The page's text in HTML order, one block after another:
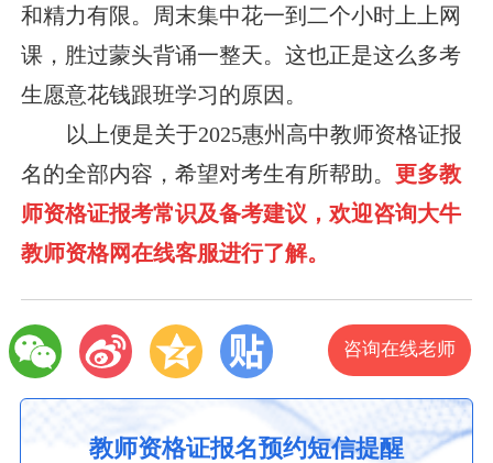
和精力有限。周末集中花一到二个小时上上网
课，胜过蒙头背诵一整天。这也正是这么多考
生愿意花钱跟班学习的原因。
以上便是关于2025惠州高中教师资格证报
名的全部内容，希望对考生有所帮助。 更多教
师资格证报考常识及备考建议，欢迎咨询大牛
教师资格网在线客服进行了解。
咨询在线老师
教师资格证报名预约短信提醒